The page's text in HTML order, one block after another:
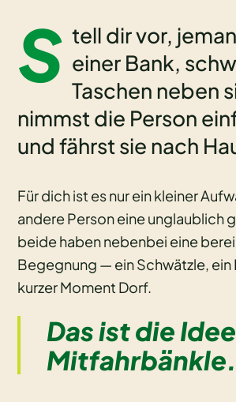
S tell dir vor,
einer Bank,
Taschen neben
nimmst die Person
und fährst sie nach
Für dich ist es nur ein kleiner
andere Person eine unglaublich
beide haben nebenbei eine
Begegnung — ein Schwätzle, ein
kurzer Moment Dorf.
Das ist die
Mitfahrbänkle.